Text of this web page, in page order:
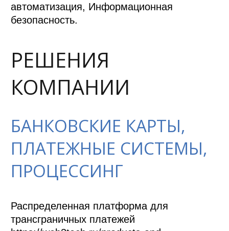
автоматизация, Информационная
безопасность.
РЕШЕНИЯ
КОМПАНИИ
БАНКОВСКИЕ КАРТЫ,
ПЛАТЕЖНЫЕ СИСТЕМЫ,
ПРОЦЕССИНГ
Распределенная платформа для
трансграничных платежей